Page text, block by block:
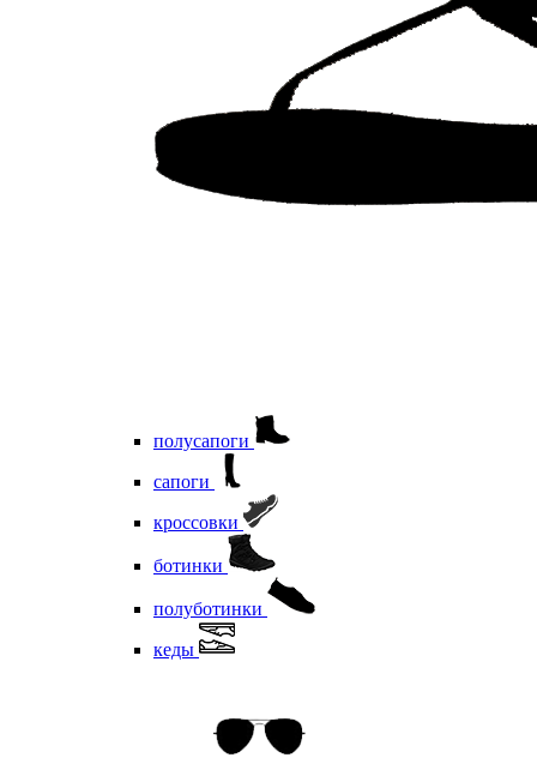
полусапоги
сапоги
кроссовки
ботинки
полуботинки
кеды